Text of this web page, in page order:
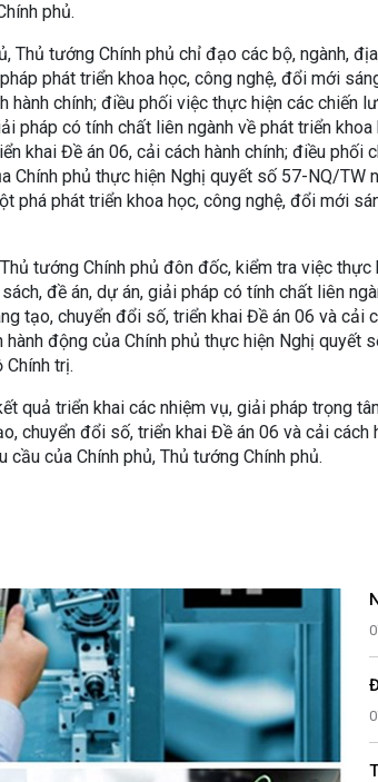
phủ.
Thủ tướng Chính phủ chỉ đạo các bộ, ngành,
phát triển khoa học, công nghệ, đổi mới
hành chính; điều phối việc thực hiện các chiến
pháp có tính chất liên ngành về phát triển
khai Đề án 06, cải cách hành chính; điều phối
Chính phủ thực hiện Nghị quyết số 57-NQ/TW
phá phát triển khoa học, công nghệ, đổi mới
tướng Chính phủ đôn đốc, kiểm tra việc thực
đề án, dự án, giải pháp có tính chất liên
tạo, chuyển đổi số, triển khai Đề án 06 và cải
động của Chính phủ thực hiện Nghị quyết
trị.
quả triển khai các nhiệm vụ, giải pháp trọng
chuyển đổi số, triển khai Đề án 06 và cải cách
cầu của Chính phủ, Thủ tướng Chính phủ.